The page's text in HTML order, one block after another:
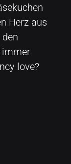
Herz aus
immer
love?